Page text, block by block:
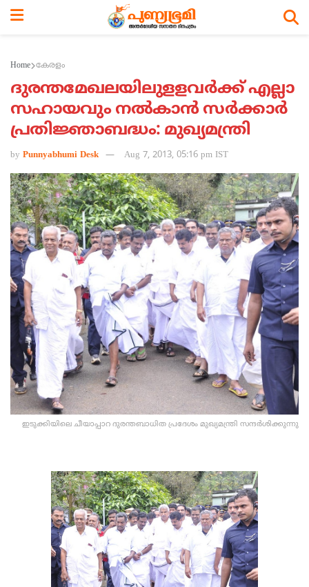
Home കേരളം
ദുരന്തമേഖലയിലുളളവര്‍ക്ക് എല്ലാ
സഹായവും നല്‍കാന്‍ സര്‍ക്കാര്‍
പ്രതിജ്ഞാബദ്ധം: മുഖ്യമന്ത്രി
by Punnyabhumi Desk Aug 7, 2013, 05:16 pm IST
ഇടുക്കിയിലെ ചീയാപ്പാറ ദുരന്തബാധിത പ്രദേശം മുഖ്യമന്ത്രി സന്ദര്‍ശിക്കുന്നു